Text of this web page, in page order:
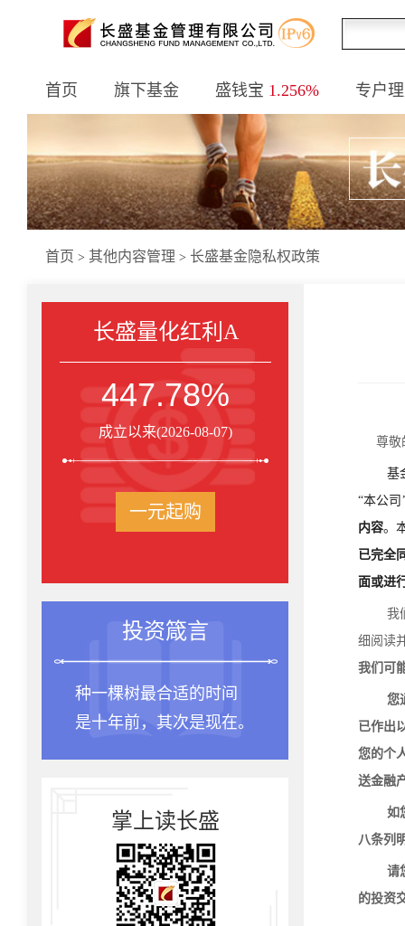
首页 旗下基金 盛钱宝 1.256% 专户
首页 > 其他内容管理 > 长盛基金隐私权政策
长盛量化红利A
447.78%
成立以来(2026-08-07)
一元起购
投资箴言
种一棵树最合适的时间
是十年前，其次是现在。
掌上读长盛
尊敬
基
“本公司
内容。
已完全
面或进
我
细阅读
我们可
您
已作出
您的个
送金融
如
八条列
请
的投资